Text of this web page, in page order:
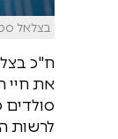
בצלאל
ח"כ
את חיי
לרשות